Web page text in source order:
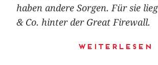
haben andere Sorgen. Für sie
& Co. hinter der Great Firewall.
Weiterlesen